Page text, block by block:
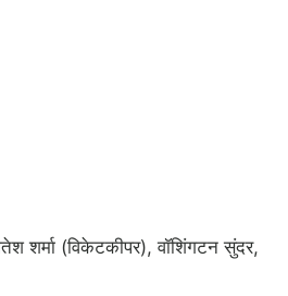
शर्मा (विकेटकीपर), वॉशिंगटन सुंदर,